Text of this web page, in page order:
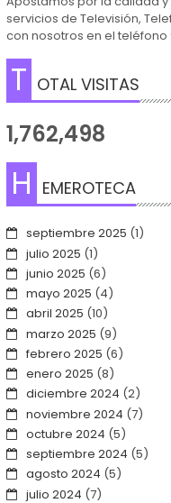
servicios de Televisión,
con nosotros en el teléfono
T OTAL VISITAS
1,762,498
H EMEROTECA
septiembre 2025 (1)
julio 2025 (1)
junio 2025 (6)
mayo 2025 (4)
abril 2025 (10)
marzo 2025 (9)
febrero 2025 (6)
enero 2025 (8)
diciembre 2024 (2)
noviembre 2024 (7)
octubre 2024 (5)
septiembre 2024 (5)
agosto 2024 (5)
julio 2024 (7)